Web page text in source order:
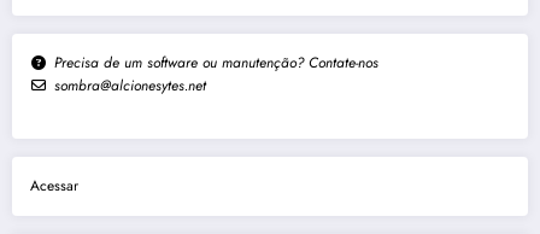
Precisa de um software ou manutenção? Contate-nos
sombra@alcionesytes.net
Acessar